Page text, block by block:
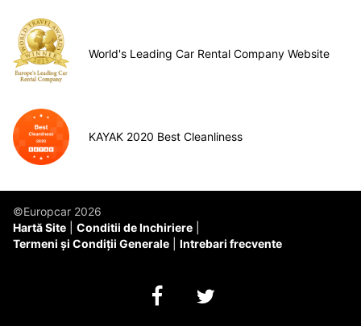
World's Leading Car Rental Company Website
KAYAK 2020 Best Cleanliness
©Europcar 2026
Hartă Site
Conditii de Inchiriere
Termeni și Condiții Generale
Intrebari frecvente